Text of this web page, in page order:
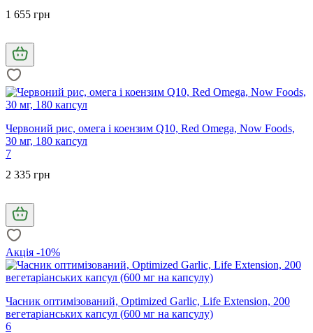
1 655 грн
Червоний рис, омега і коензим Q10, Red Omega, Now Foods,
30 мг, 180 капсул
7
2 335 грн
Акція -10%
Часник оптимізований, Optimized Garlic, Life Extension, 200
вегетаріанських капсул (600 мг на капсулу)
6